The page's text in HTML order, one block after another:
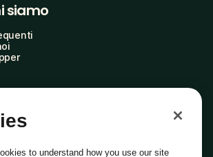
siamo
to understand how you use our site